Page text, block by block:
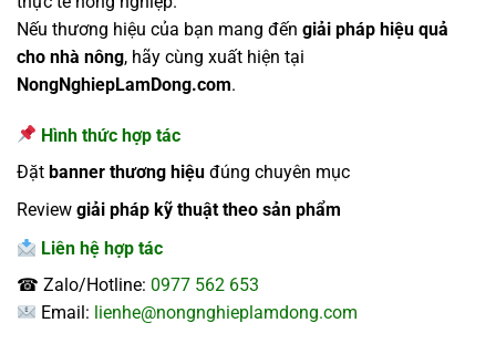
Nếu thương hiệu của bạn mang đến giải pháp hiệu quả
cho nhà nông, hãy cùng xuất hiện tại
NongNghiepLamDong.com.
Hình thức hợp tác
Đặt banner thương hiệu đúng chuyên mục
Review giải pháp kỹ thuật theo sản phẩm
Liên hệ hợp tác
☎ Zalo/Hotline: 0977 562 653
Email: lienhe@nongnghieplamdong.com